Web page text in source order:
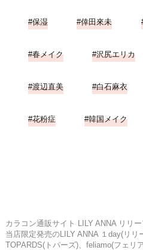
保湿 倖田來未
春メイク 沢尻エリカ
渡辺直美 白石麻衣
花粉症 韓国メイク
カラコン通販サイト LILY ANNA リリ
当店限定発売のLILY ANNA １day(リリ
TOPARDS(トパーズ)、feliamo(フェリ